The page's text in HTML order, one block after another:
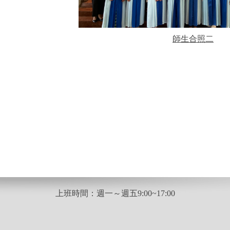
師生合照二
上班時間：週一～週五9:00~17:00